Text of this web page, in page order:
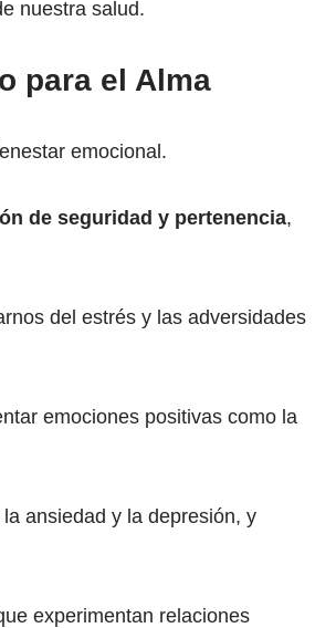
nuestra salud.
para el Alma
emocional.
de seguridad y pertenencia,
del estrés y las adversidades
emociones positivas como la
ansiedad y la depresión, y
experimentan relaciones